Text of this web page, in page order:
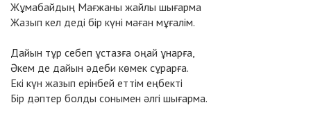
Жұмабайдың Мағжаны жайлы шығарма
Жазып кел деді бір күні маған мұғалім.
Дайын тұр себеп ұстазға оңай ұнарға,
Әкем де дайын әдеби көмек сұрарға.
Екі күн жазып ерінбей еттім еңбекті
Бір дәптер болды сонымен әлгі шығарма.